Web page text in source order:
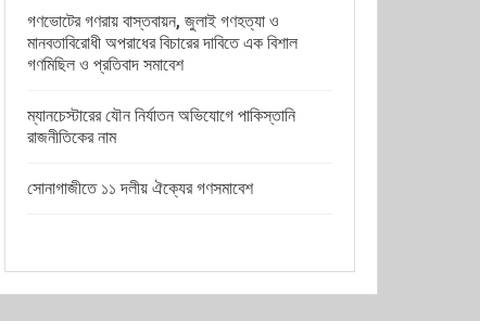
গণভোটের গণরায় বাস্তবায়ন, জুলাই গণহত্যা ও
মানবতাবিরোধী অপরাধের বিচারের দাবিতে এক বিশাল
গণমিছিল ও প্রতিবাদ সমাবেশ
ম্যানচেস্টারের যৌন নির্যাতন অভিযোগে পাকিস্তানি
রাজনীতিকের নাম
সোনাগাজীতে ১১ দলীয় ঐক্যের গণসমাবেশ